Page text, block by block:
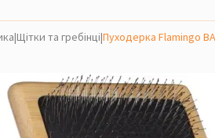
|Щітки та гребінці|Пуходерка Flamingo